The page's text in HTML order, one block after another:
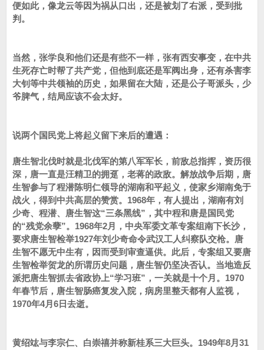
便如此，像龙云等因为祸从口出，还是被划了右派，受到批
判。
当然，张学良和他们还是有些不一样，张有西安事变，在中共
生死存亡时帮了共产党，但他到底还是军阀出身，还有杀害李
大钊等中共领袖的历史，如果留在大陆，还是公子哥派头，少
爷脾气，结局应该不会太好。
说两个国民党上将起义留下来后的遭遇：
唐生智北伐时就是北伐军的第八军军长，前敌总指挥，资历很
深，唐一直是汪精卫的拥趸，老蒋的政敌。解放战争后期，唐
生智参与了程潜陈明仁领导的湖南和平起义，使家乡湖南免于
战火，得到中共高层的赞赏。1968年，有人提出，湖南有刘
少奇、程潜、唐生智这“三条黑线”，其中程和唐是国民党
的“残党余孽”。1968年2月，中央军委文革专案组南下长沙，
要求唐生智检举1927年刘少奇命令武汉工人纠察队交枪。唐
生智不愿无中生有，因而受到审查逼供。此后，专案组又要唐
生智检举贺龙的所谓历史问题，唐生智仍坚决否认。当地造反
派把唐生智抓去省政协上“学习班”，一关就是十个月。1970
年春节后，唐生智肠癌复发入院，病房里整天都有人监视，
1970年4月6日去逝。
黄绍竑与李宗仁、白崇禧并称新桂系三大巨头。1949年8月31